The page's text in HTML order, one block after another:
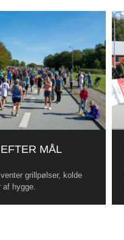
MÅL
grillpølser, kolde
af hygge.